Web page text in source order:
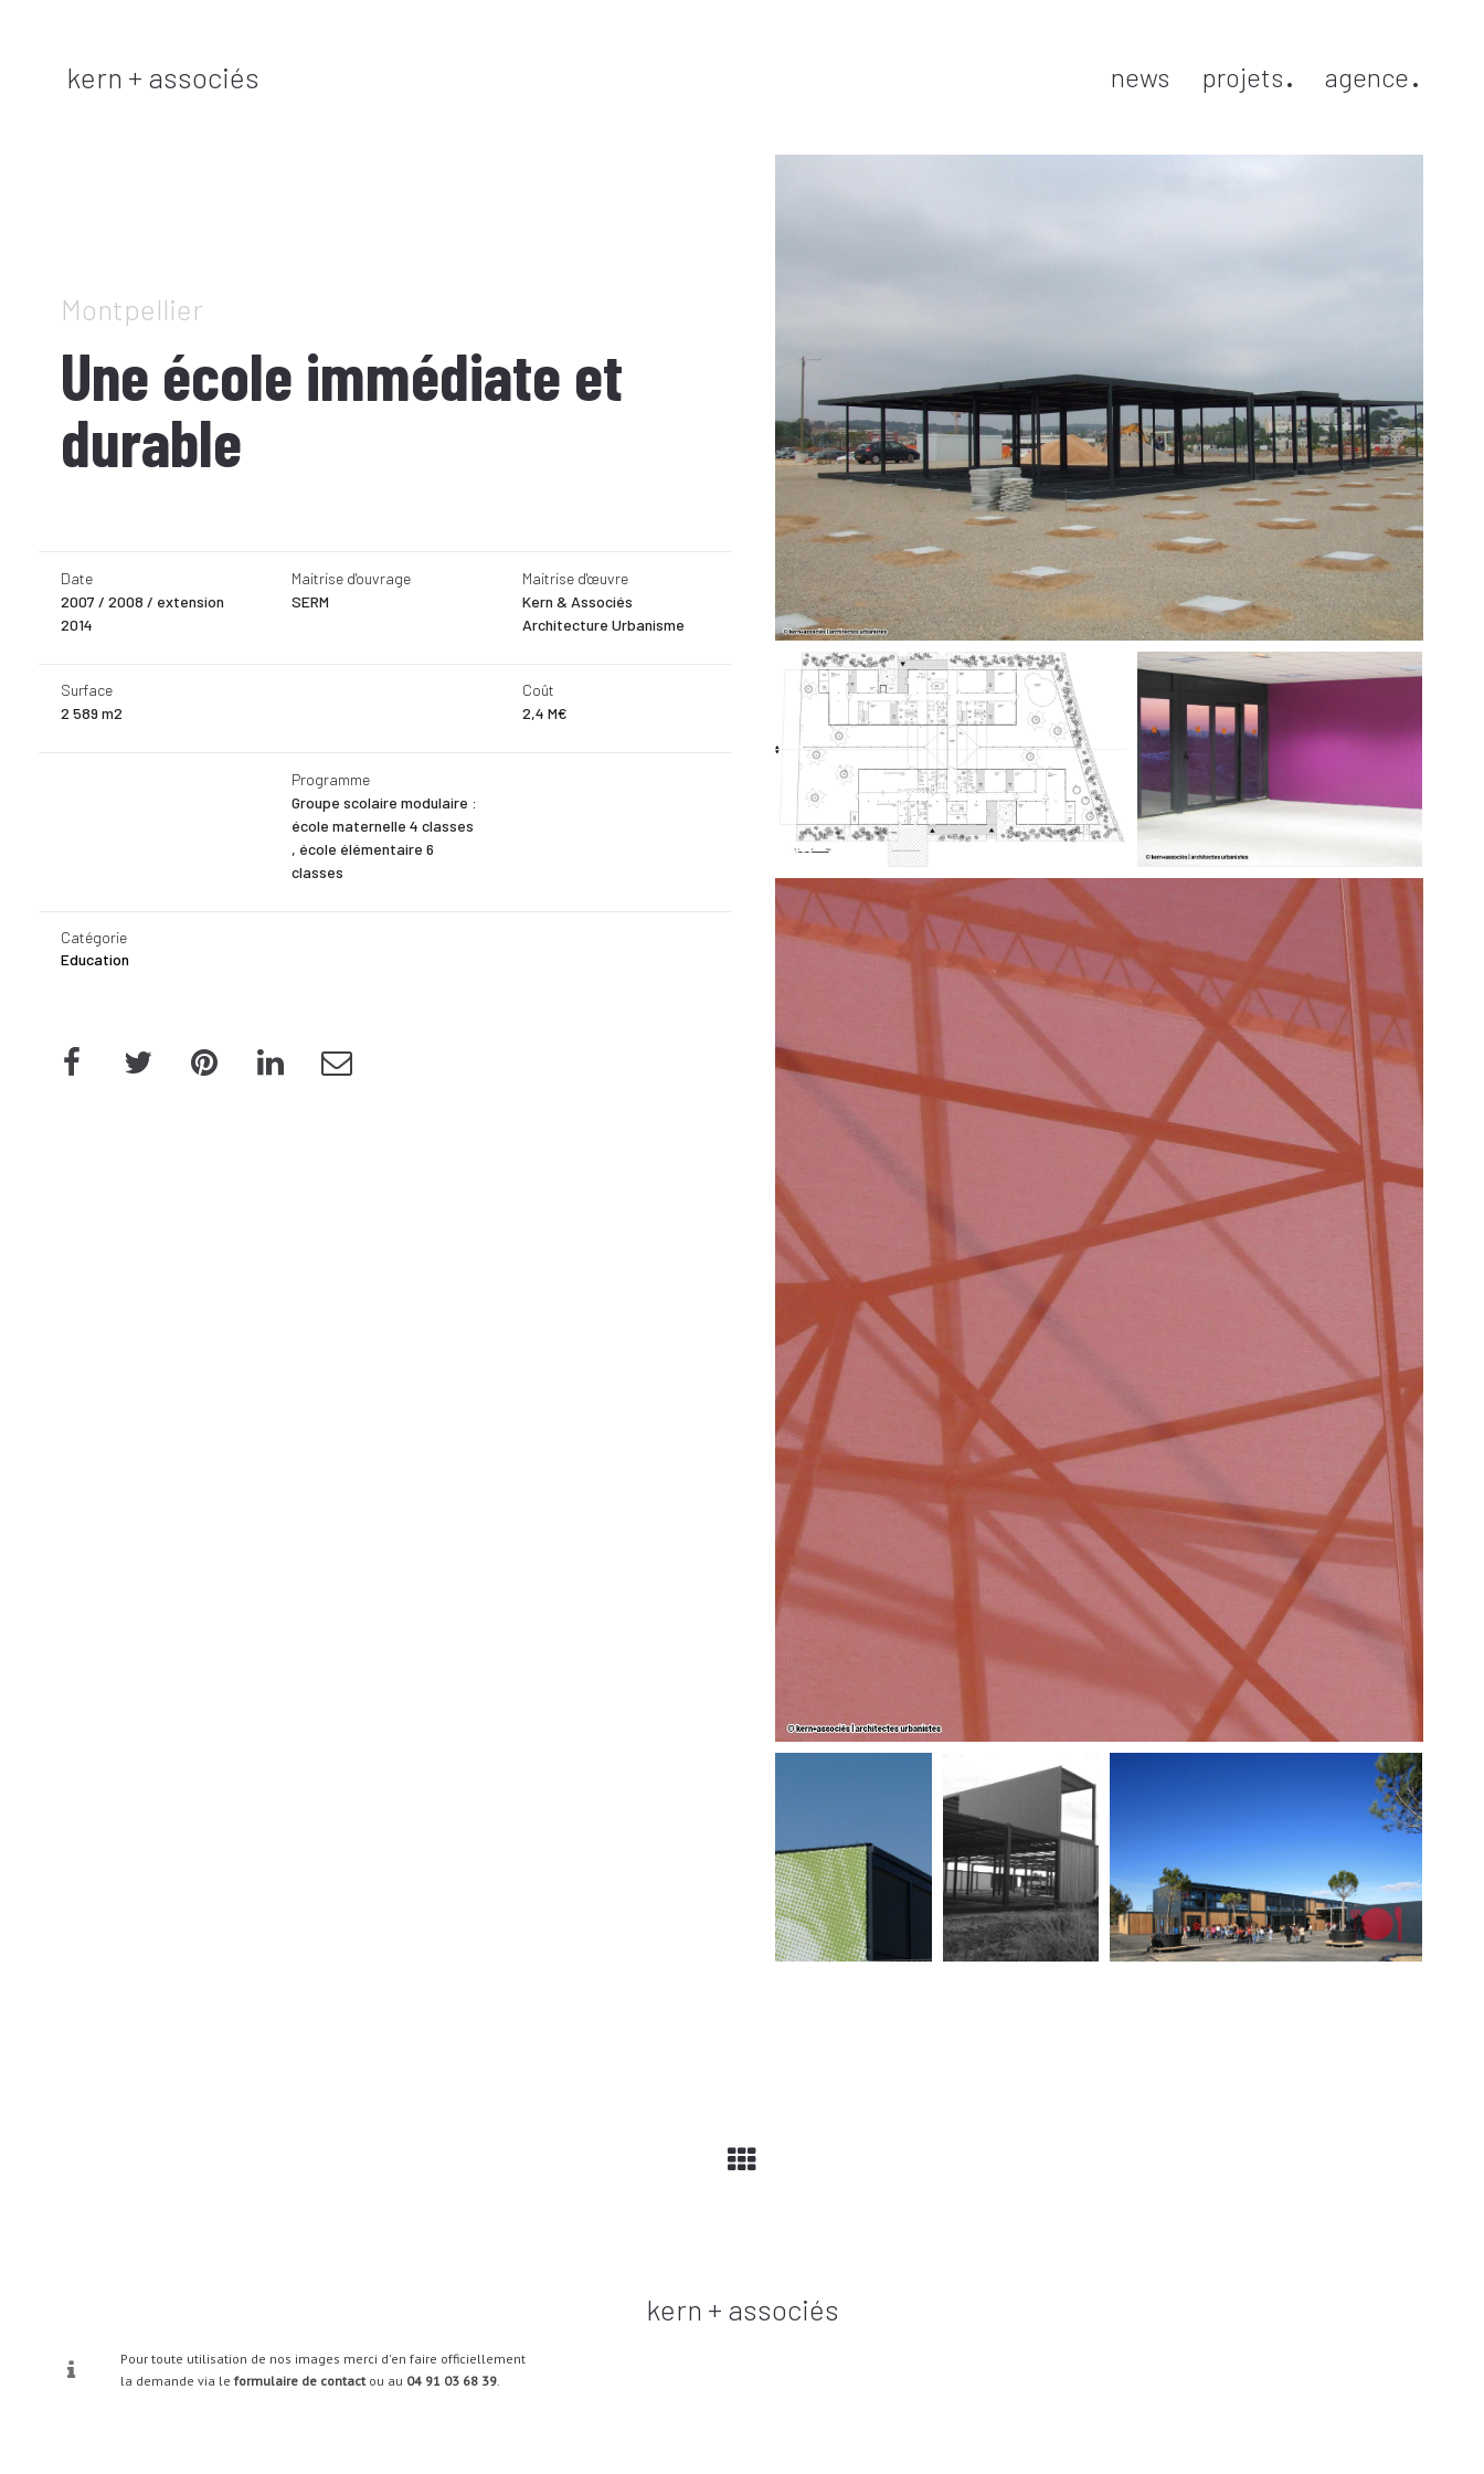
news projets agence
kern + associés
Montpellier
Une école immédiate et
durable
Date
2007 / 2008 / extension
2014
Maitrise d'ouvrage
SERM
Maitrise d'œuvre
Kern & Associés
Architecture Urbanisme
Surface
2 589 m2
Coût
2,4 M€
Programme
Groupe scolaire modulaire :
école maternelle 4 classes
, école élémentaire 6
classes
Catégorie
Education
kern + associés
Pour toute utilisation de nos images merci d'en faire officiellement
la demande via le formulaire de contactou au 04 91 03 68 39.